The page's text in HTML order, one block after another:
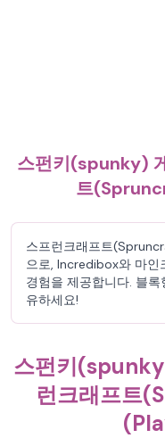
스펀키(spunky)
트
스프런크래프트
으로, Incredibox와 마인
경험을 제공합니다. 블
유하세요!
스펀키
런크래프트